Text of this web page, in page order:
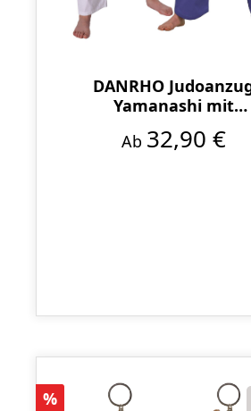
DANRHO
Yamanashi mit
weiß
Ab 32,90 €
Rabatt
%